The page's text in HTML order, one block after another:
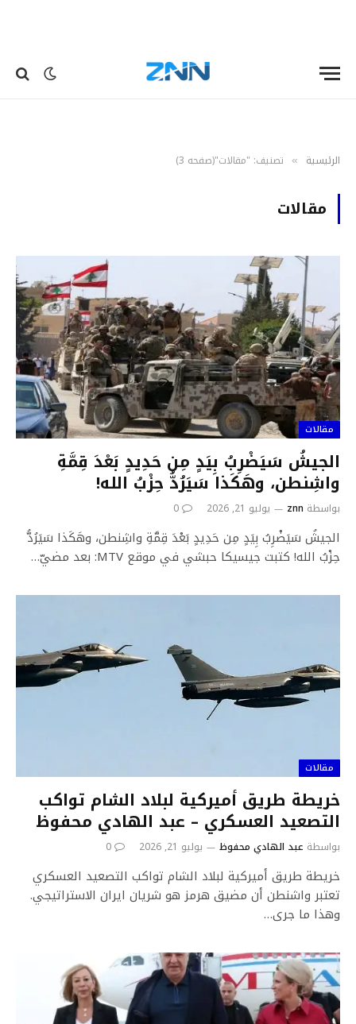
الرئيسية » تصنيف: "مقالات"(صفحه 3)
مقالات
مقالات
الجيشُ سَيَضْرِبُ بِيَدٍ مِن حَدِيدٍ بَعْدَ قِمَّةِ
واشِنطن، وهَكَذا سَيَرُدُّ حِزْبُ الله!
بواسطة znn يوليو 21, 2026 0
الجيشُ سَيَضْرِبُ بِيَدٍ مِن حَدِيدٍ بَعْدَ قِمَّةِ واشِنطن، وهَكَذا سَيَرُدُّ
حِزْبُ الله! كتبت جيسيكا حبشي في موقع MTV: بعد مضيّ…
مقالات
خريطة طريق أميركية لبلاد الشام تواكب
التصعيد العسكري – عبد الهادي محفوظ
بواسطة عبد الهادي محفوظ يوليو 21, 2026 0
خريطة طريق أميركية لبلاد الشام تواكب التصعيد العسكري
تعتبر واشنطن أن مضيق هرمز هو شريان ايران الاستراتيجي.
وهذا ما جرى…